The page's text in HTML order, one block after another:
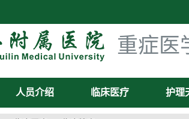
重症医
人员介绍 临床医疗 护理